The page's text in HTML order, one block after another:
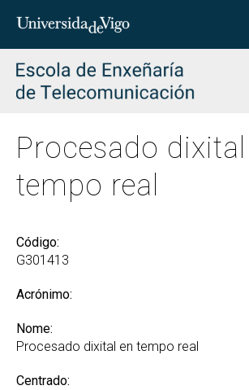
Introduce
para
buscar
Procesado dixital
tempo real
Código:
G301413
Acrónimo:
Nome:
Procesado dixital en tempo real
Centrado: